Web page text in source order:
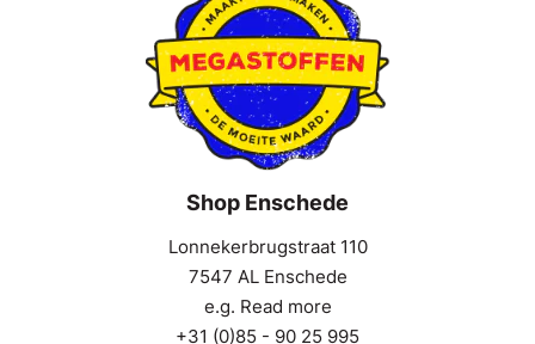
Shop Enschede
Lonnekerbrugstraat 110
7547 AL Enschede
e.g. Read more
+31 (0)85 - 90 25 995